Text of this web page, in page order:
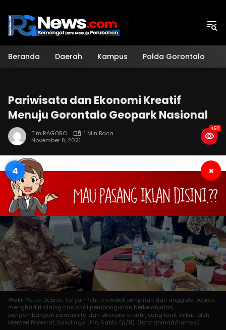
konten
Beranda Daerah Kampus Polda Gorontalo
Pariwisata dan Ekonomi Kreatif
Menuju Gorontalo Geopark Nasional
Tim RAGORO
1 Min Baca
November 8, 2021
498
4 ×
Wakil Ketua Deprov, Sofyan Puhi, mewakili pimpinan dan anggota Deprov,
menghadiri dialog nasional pembangunan berkelanjutan,
pengembangan pariwisata dan ekonomi kreatif, yang turut diikuti oleh
Menteri Parekraf, Sandiaga Uno, Sabtu (6/11). (foto: ahmad/humas)